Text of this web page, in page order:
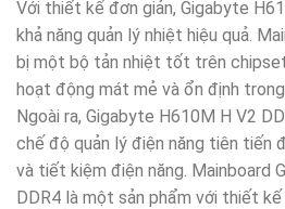
Với thiết kế đơn giản, Gigabyte
khả năng quản lý nhiệt hiệu quả.
bị một bộ tản nhiệt tốt trên
hoạt động mát mẻ và ổn định
Ngoài ra, Gigabyte H610M H V2
chế độ quản lý điện năng tiên tiến
và tiết kiệm điện năng. Mainboard
DDR4 là một sản phẩm với thiết